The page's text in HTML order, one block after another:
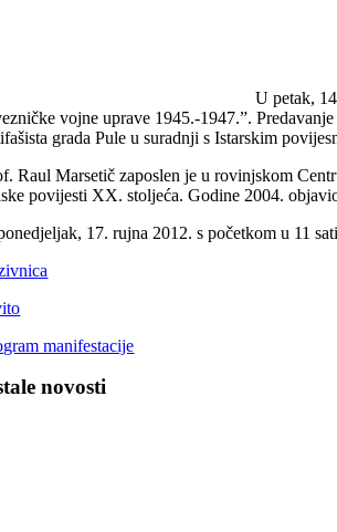
U petak,
vojne uprave 1945.-1947.”.
grada Pule u suradnji s Istarskim
Raul Marsetič zaposlen je u rovinjskom
povijesti XX. stoljeća. Godine 2004.
17. rujna 2012. s početkom u 11
manifestacije
novosti